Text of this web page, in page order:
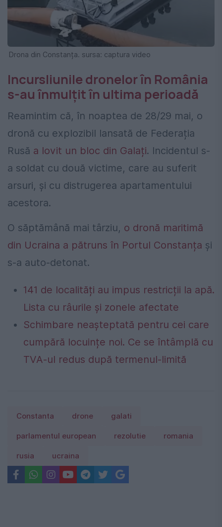
Drona din Constanța. sursa: captura video
Incursliunile dronelor în România
s-au înmulțit în ultima perioadă
Reamintim că, în noaptea de 28/29 mai, o
dronă cu explozibil lansată de Federația
Rusă a lovit un bloc din Galați. Incidentul s-
a soldat cu două victime, care au suferit
arsuri, și cu distrugerea apartamentului
acestora.
O săptămână mai târziu, o dronă maritimă
din Ucraina a pătruns în Portul Constanța și
s-a auto-detonat.
141 de localități au impus restricții la apă.
Lista cu râurile și zonele afectate
Schimbare neașteptată pentru cei care
cumpără locuințe noi. Ce se întâmplă cu
TVA-ul redus după termenul-limită
Constanta drone galati
parlamentul european rezolutie romania
rusia ucraina